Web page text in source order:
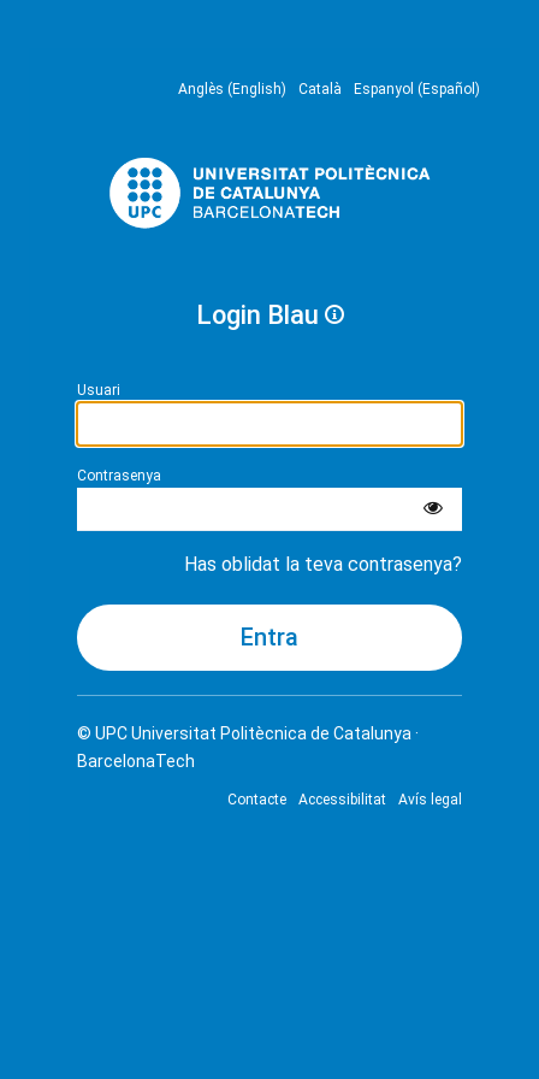
Anglès (English) Català Espanyol (Español)
Login Blau
Usuari
Contrasenya
Has oblidat la teva contrasenya?
© UPCUniversitat Politècnica de Catalunya ·
BarcelonaTech
Contacte Accessibilitat Avís legal